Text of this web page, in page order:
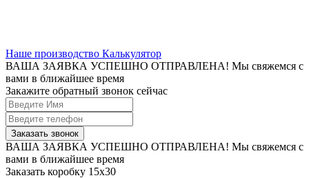
Наше производство Калькулятор
ВАША ЗАЯВКА УСПЕШНО ОТПРАВЛЕНА! Мы свяжемся с
вами в ближайшее время
Закажите обратный звонок сейчас
Заказать звонок
ВАША ЗАЯВКА УСПЕШНО ОТПРАВЛЕНА! Мы свяжемся с
вами в ближайшее время
Заказать коробку 15х30